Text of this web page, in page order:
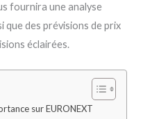
fournira une analyse
que des prévisions de prix
éclairées.
sur EURONEXT